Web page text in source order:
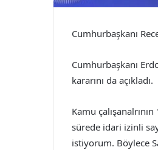
Cumhurbaşkanı
Cumhurbaşkanı
kararını da açıkladı.
Kamu
sürede idari izinli
istiyorum. Böylece